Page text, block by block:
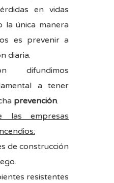
en vidas
la única manera
es prevenir a
diaria.
difundimos
a tener
prevención.
las empresas
de construcción
resistentes